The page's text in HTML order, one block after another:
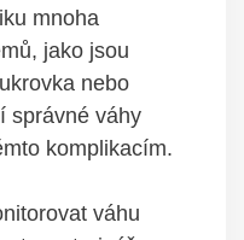
mnoha
jako jsou
nebo
správné váhy
komplikacím.
váhu